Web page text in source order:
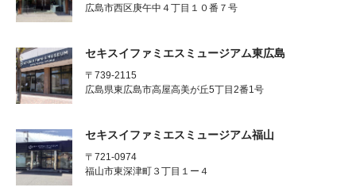
広島市西区庚午中４丁目１０番７号
セキスイファミエスミュージアム東広島
〒739-2115
広島県東広島市高屋高美が丘5丁目2番1号
セキスイファミエスミュージアム福山
〒721-0974
福山市東深津町３丁目１ー４